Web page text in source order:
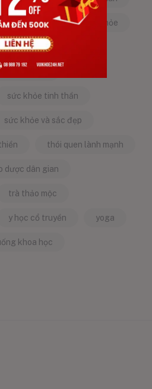
tích cực sống khỏe
sống khỏe đẹp
tích cực
sức khỏe tinh thần
sức khỏe và sắc đẹp
thói quen lành mạnh
dược dân gian
trà thảo mộc
y học cổ truyền yoga
khoa học